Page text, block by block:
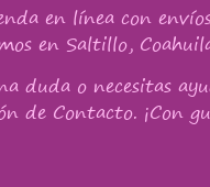
en línea con
en Saltillo,
duda o necesitas
de Contacto. ¡Con